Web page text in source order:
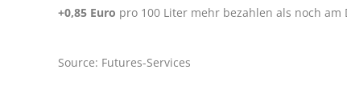
+0,85 Euro pro 100 Liter mehr bezahlen als noch am
Source: Futures-Services